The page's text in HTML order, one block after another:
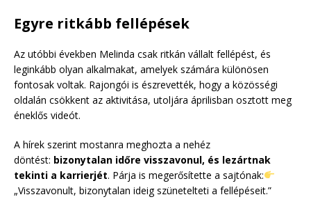
Egyre ritkább fellépések
Az utóbbi években Melinda csak ritkán vállalt fellépést, és
leginkább olyan alkalmakat, amelyek számára különösen
fontosak voltak. Rajongói is észrevették, hogy a közösségi
oldalán csökkent az aktivitása, utoljára áprilisban osztott meg
éneklős videót.
A hírek szerint mostanra meghozta a nehéz
döntést: bizonytalan időre visszavonul, és lezártnak
tekinti a karrierjét. Párja is megerősítette a sajtónak:
„Visszavonult, bizonytalan ideig szünetelteti a fellépéseit.”